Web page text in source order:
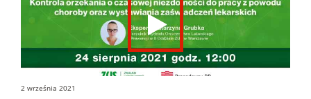
2 września 2021